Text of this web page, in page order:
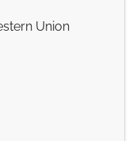
Union